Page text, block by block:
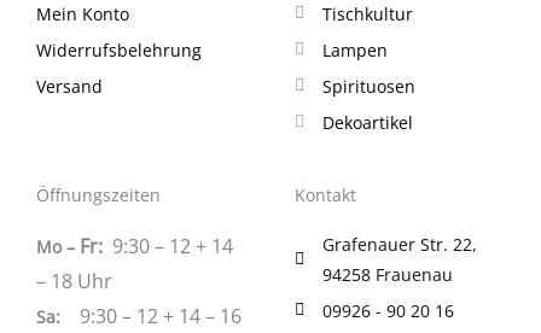
Mein Konto
Widerrufsbelehrung
Versand
Tischkultur
Lampen
Spirituosen
Dekoartikel
Öffnungszeiten
Mo – Fr: 9:30 – 12 + 14
– 18 Uhr
Sa: 9:30 – 12 + 14 – 16
Kontakt
Grafenauer Str. 22,
94258 Frauenau
09926 - 90 20 16